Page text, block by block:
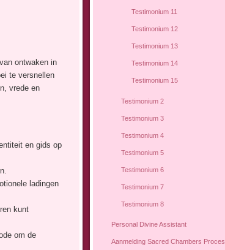
ontwaken in
te versnellen
vrede en
en gids op
ladingen
kunt
om de
Testimonium 11
Testimonium 12
Testimonium 13
Testimonium 14
Testimonium 15
Testimonium 2
Testimonium 3
Testimonium 4
Testimonium 5
Testimonium 6
Testimonium 7
Testimonium 8
Personal Divine Assistant
Aanmelding Sacred Chambers Proces